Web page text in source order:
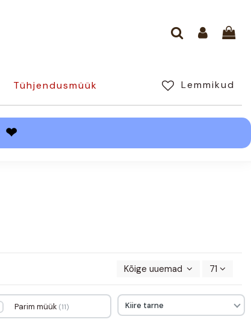
Lemmikud
Tühjendusmüük
❤
Kõige uuemad enne 71
Parim müük 11 Kiire tarne